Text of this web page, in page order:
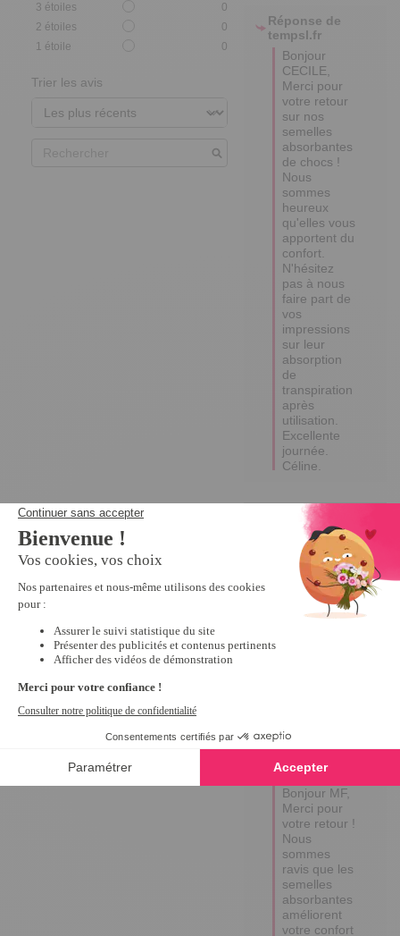
3 étoiles
0
2 étoiles
0
1 étoile 0
Trier les avis
Réponse de
tempsl.fr
Bonjour
CECILE,
Merci pour
votre retour
sur nos
semelles
absorbantes
de chocs !
Nous
sommes
heureux
qu'elles vous
apportent du
confort.
N'hésitez
pas à nous
faire part de
vos
impressions
sur leur
absorption
de
transpiration
après
utilisation.
Excellente
journée.
Céline.
Avis vérifié
Une fois découpée à la
taille de mes pieds, elles
me permettent de
marche sur un cousin
tempsl.fr
Bonjour MF,
Merci pour
votre retour !
Nous
sommes
ravis que les
semelles
absorbantes
améliorent
votre confort